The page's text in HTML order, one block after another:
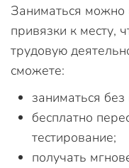
Заниматься можно
привязки к месту,
трудовую
сможете:
заниматься
бесплатно
тестирование;
получать